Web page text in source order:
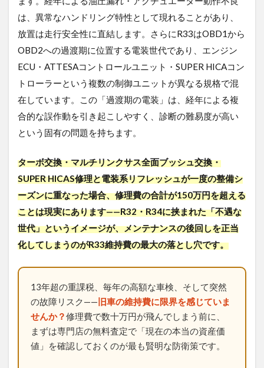
は、異常なハンドリング特性として現れることがあり、
放置は走行安全性に直結します。さらにR33はOBD1から
OBD2への過渡期に位置する電装世代であり、エンジン
ECU・ATTESAコントロールユニット・SUPER HICAコン
トローラーという複数の制御ユニットが異なる規格で混
在しています。この「過渡期の電装」は、経年による複
合的な誤作動を引き起こしやすく、診断の難易度が高い
という固有の問題を持ちます。
ターボ交換・マルチリンクサス全面ブッシュ交換・
SUPER HICAS修理と電装系リフレッシュが一度の整備シ
ーズンに重なった場合、修理費の合計が150万円を超える
ことは現実にあります——R32・R34に挟まれた「不遇な
世代」というイメージが、メンテナンスの後回しを正当
化してしまうのがR33維持費の最大の落とし穴です。
13年超の重課税、毎年の高額な車検、そして突然
の故障リスク—— 旧車の維持費に限界を感じていま
せんか？修理費で数十万円が飛んでしまう前に、
まずは専門店の無料査定で「現在の本当の資産価
値」を確認しておくのが最も賢明な防衛策です。